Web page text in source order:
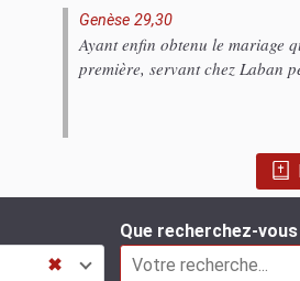
Genèse 29,30
Ayant enfin obtenu le mariage
première, servant chez Laban
✖
Que recherchez-vous